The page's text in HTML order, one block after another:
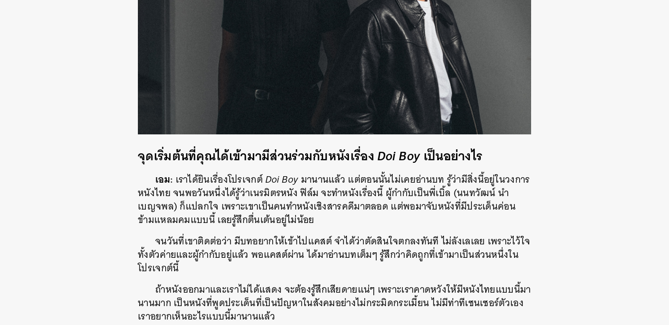
จุดเริ่มต้นที่คุณได้เข้ามามีส่วนร่วมกับหนังเรื่องDoi Boy เป็นอย่างไร
เอม: เราได้ยินเรื่องโปรเจกต์Doi Boyมานานแล้ว แต่ตอนนั้นไม่เคยอ่านบท รู้ว่ามีสิ่งนี้อยู่ในวงการ
หนังไทย จนพอวันหนึ่งได้รู้ว่าเนรมิตรหนัง ฟิล์ม จะทำหนังเรื่องนี้ ผู้กำกับเป็นพี่เบิ้ล (นนทวัฒน์ นำ
เบญจพล) ก็แปลกใจ เพราะเขาเป็นคนทำหนังเชิงสารคดีมาตลอด แต่พอมาจับหนังที่มีประเด็นค่อน
ข้ามแหลมคมแบบนี้ เลยรู้สึกตื่นเต้นอยู่ไม่น้อย
จนวันที่เขาติดต่อว่า มีบทอยากให้เข้าไปแคสต์ จำได้ว่าตัดสินใจตกลงทันที ไม่ลังเลเลย เพราะไว้ใจ
ทั้งตัวค่ายและผู้กำกับอยู่แล้ว พอแคสต์ผ่าน ได้มาอ่านบทเต็มๆ รู้สึกว่าคิดถูกที่เข้ามาเป็นส่วนหนึ่งใน
โปรเจกต์นี้
ถ้าหนังออกมาและเราไม่ได้แสดง จะต้องรู้สึกเสียดายแน่ๆ เพราะเราคาดหวังให้มีหนังไทยแบบนี้มา
นานมาก เป็นหนังที่พูดประเด็นที่เป็นปัญหาในสังคมอย่างไม่กระมิดกระเมี้ยน ไม่มีท่าทีเซนเซอร์ตัวเอง
เราอยากเห็นอะไรแบบนี้มานานแล้ว
ค้นหา
SHARE TWEET LINE EMAIL